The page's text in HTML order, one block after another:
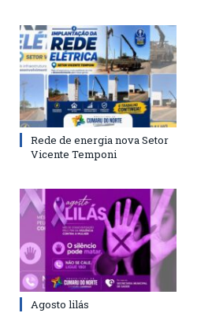
Rede de energia nova Setor
Vicente Temponi
Agosto lilás